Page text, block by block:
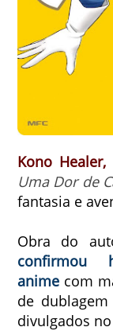
Kono Healer,
Uma Dor de
fantasia e
Obra do
confirmou
anime com
de
divulgados